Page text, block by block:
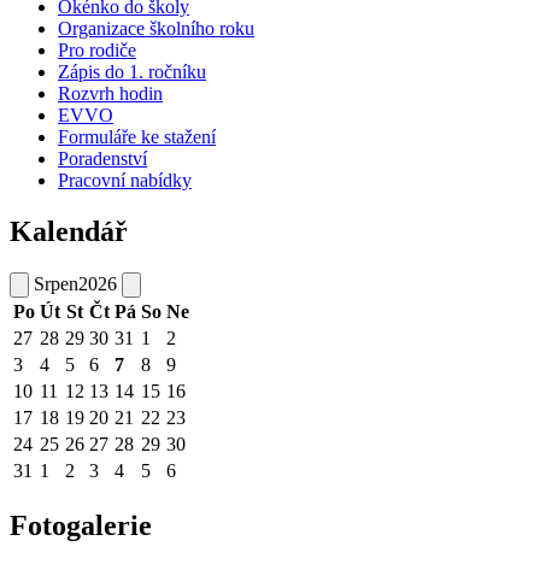
Okénko do školy
Organizace školního roku
Pro rodiče
Zápis do 1. ročníku
Rozvrh hodin
EVVO
Formuláře ke stažení
Poradenství
Pracovní nabídky
Kalendář
Srpen2026
Po Út St Čt Pá So Ne
27 28 29 30 31 1
2
3
4 5 6 7 8
9
10 11 12 13 14 15 16
17 18 19 20 21 22 23
24 25 26 27 28 29 30
31 1 2 3 4 5 6
Fotogalerie